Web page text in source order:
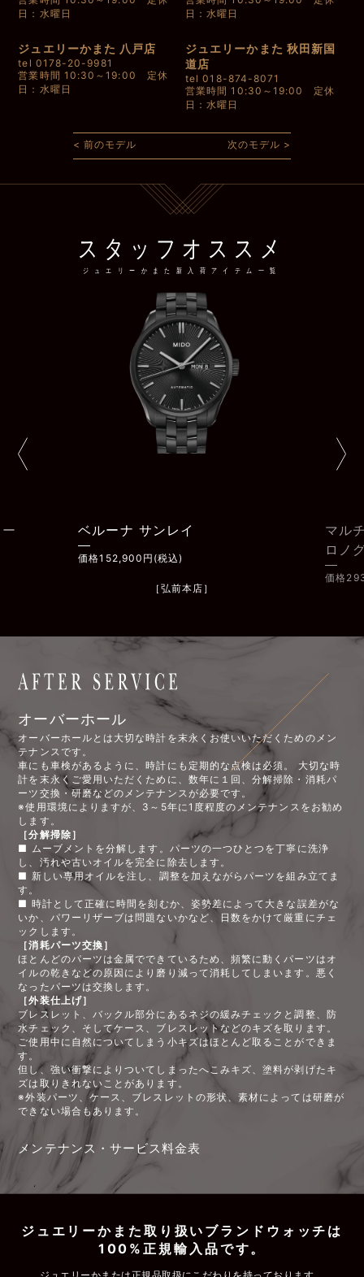
日：水曜日
日：水曜日
ジュエリーかまた 八戸店
tel 0178-20-9981
営業時間 10:30～19:00 定休
日：水曜日
ジュエリーかまた 秋田新国
道店
tel 018-874-8071
営業時間 10:30～19:00 定休
日：水曜日
< 前のモデル 次のモデル >
スタッフオススメ
ジュエリーかまた新入荷アイテム一覧
レイ
マルチフォート パトリモニ
オーバーホール
オーバーホールとは大切な時計を末永くお使いいただくためのメン
テナンスです。
車にも車検があるように、時計にも定期的な点検は必須。 大切な時
計を末永くご愛用いただくために、数年に１回、分解掃除・消耗パ
ーツ交換・研磨などのメンテナンスが必要です。
※使用環境によりますが、3～5年に1度程度のメンテナンスをお勧め
します。
［分解掃除］
■ ムーブメントを分解します。パーツの一つひとつを丁寧に洗浄
し、汚れや古いオイルを完全に除去します。
■ 新しい専用オイルを注し、調整を加えながらパーツを組み立てま
す。
■ 時計として正確に時間を刻むか、姿勢差によって大きな誤差がな
いか、パワーリザーブは問題ないかなど、日数をかけて厳重にチェ
ックします。
［消耗パーツ交換］
ほとんどのパーツは金属でできているため、頻繁に動くパーツはオ
イルの乾きなどの原因により磨り減って消耗してしまいます。悪く
なったパーツは交換します。
［外装仕上げ］
ブレスレット、バックル部分にあるネジの緩みチェックと調整、防
水チェック、そしてケース、ブレスレットなどのキズを取ります。
ご使用中に自然についてしまう小キズはほとんど取ることができま
す。
但し、強い衝撃によりついてしまったへこみキズ、塗料が剥げたキ
ズは取りきれないことがあります。
※外装パーツ、ケース、ブレスレットの形状、素材によっては研磨が
できない場合もあります。
メンテナンス・サービス料金表
ジュエリーかまた取り扱いブランドウォッチは
100%正規輸入品です。